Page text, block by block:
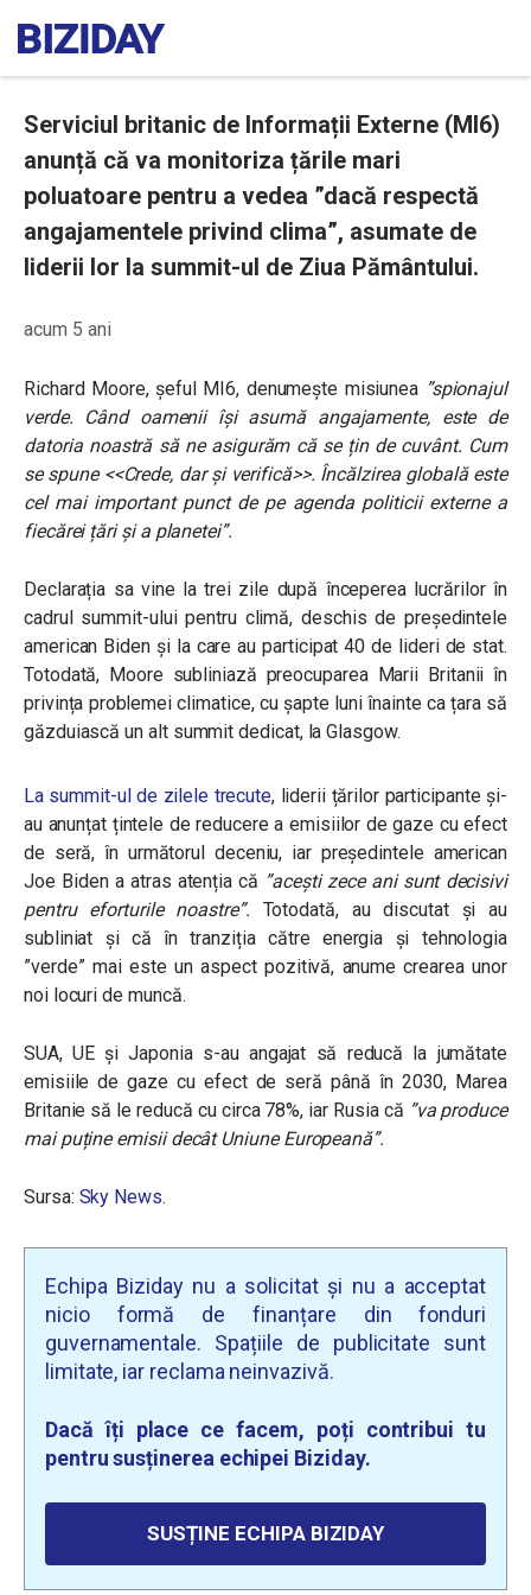
Serviciul britanic de Informații Externe (MI6)
anunță că va monitoriza țările mari
poluatoare pentru a vedea ”dacă respectă
angajamentele privind clima”, asumate de
liderii lor la summit-ul de Ziua Pământului.
acum 5 ani
Richard Moore, șeful MI6, denumește misiunea ”spionajul
verde. Când oamenii își asumă angajamente, este de
datoria noastră să ne asigurăm că se țin de cuvânt. Cum
se spune <<Crede, dar și verifică>>. Încălzirea globală este
cel mai important punct de pe agenda politicii externe a
fiecărei țări și a planetei”.
Declarația sa vine la trei zile după începerea lucrărilor în
cadrul summit-ului pentru climă, deschis de președintele
american Biden și la care au participat 40 de lideri de stat.
Totodată, Moore subliniază preocuparea Marii Britanii în
privința problemei climatice, cu șapte luni înainte ca țara să
găzduiască un alt summit dedicat, la Glasgow.
La summit-ul de zilele trecute, liderii țărilor participante și-
au anunțat țintele de reducere a emisiilor de gaze cu efect
de seră, în următorul deceniu, iar președintele american
Joe Biden a atras atenția că ”acești zece ani sunt decisivi
pentru eforturile noastre”. Totodată, au discutat și au
subliniat și că în tranziția către energia și tehnologia
”verde” mai este un aspect pozitivă, anume crearea unor
noi locuri de muncă.
SUA, UE și Japonia s-au angajat să reducă la jumătate
emisiile de gaze cu efect de seră până în 2030, Marea
Britanie să le reducă cu circa 78%, iar Rusia că ”va produce
mai puține emisii decât Uniune Europeană”.
Sursa: Sky News.
Echipa Biziday nu a solicitat și nu a acceptat
nicio formă de finanțare din fonduri
guvernamentale. Spațiile de publicitate sunt
limitate, iar reclama neinvazivă.
Dacă îți place ce facem, poți contribui tu
pentru susținerea echipei Biziday.
SUSȚINE ECHIPA BIZIDAY